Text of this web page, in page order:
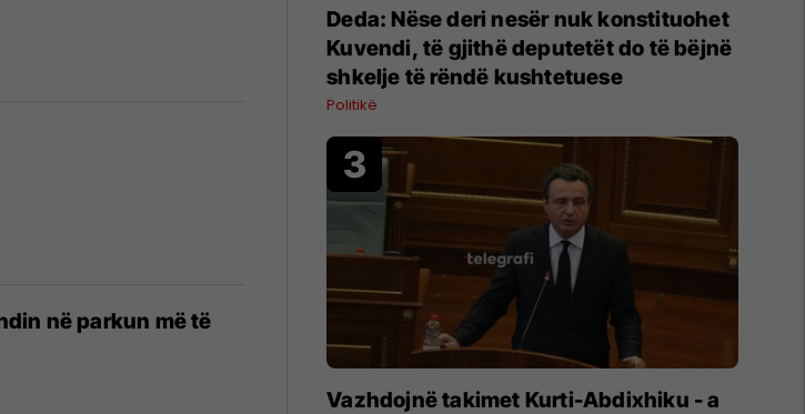
në parkun më të
Deda: Nëse deri nesër nuk konstituohet
Kuvendi, të gjithë deputetët do të bëjnë
shkelje të rëndë kushtetuese
Politikë
Vazhdojnë takimet Kurti-Abdixhiku - a